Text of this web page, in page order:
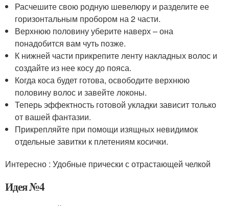
Расчешите свою родную шевелюру и разделите ее
горизонтальным пробором на 2 части.
Верхнюю половину уберите наверх – она
понадобится вам чуть позже.
К нижней части прикрепите ленту накладных волос и
создайте из нее косу до пояса.
Когда коса будет готова, освободите верхнюю
половину волос и завейте локоны.
Теперь эффектность готовой укладки зависит только
от вашей фантазии.
Прикрепляйте при помощи изящных невидимок
отдельные завитки к плетениям косички.
Интересно : Удобные прически с отрастающей челкой
Идея №4